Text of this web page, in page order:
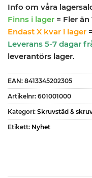
Info om våra
Finns i lager = Fler än
Endast X kvar i lager
Leverans 5-7 dagar
leverantörs lager.
EAN: 8413345202305
Artikelnr: 601001000
Kategori: Skruvstäd &
Etikett: Nyhet